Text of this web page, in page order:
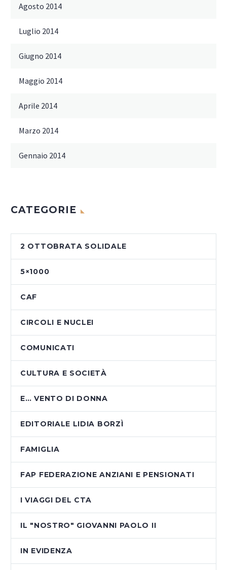
Agosto 2014
Luglio 2014
Giugno 2014
Maggio 2014
Aprile 2014
Marzo 2014
Gennaio 2014
CATEGORIE
2 OTTOBRATA SOLIDALE
5×1000
CAF
CIRCOLI E NUCLEI
COMUNICATI
CULTURA E SOCIETÀ
E… VENTO DI DONNA
EDITORIALE LIDIA BORZÌ
FAMIGLIA
FAP FEDERAZIONE ANZIANI E PENSIONATI
I VIAGGI DEL CTA
IL "NOSTRO" GIOVANNI PAOLO II
IN EVIDENZA